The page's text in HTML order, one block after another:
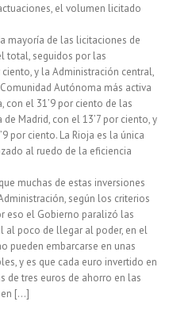
el volumen licitado
mayoría de las licitaciones de
total, seguidos por las
y la Administración central,
Autónoma más activa
con el 31’9 por ciento de las
Madrid, con el 13’7 por ciento, y
por ciento. La Rioja es la única
al ruedo de la eficiencia
muchas de estas inversiones
según los criterios
eso el Gobierno paralizó las
al poco de llegar al poder, en el
pueden embarcarse en unas
y es que cada euro invertido en
de tres euros de ahorro en las
[...]